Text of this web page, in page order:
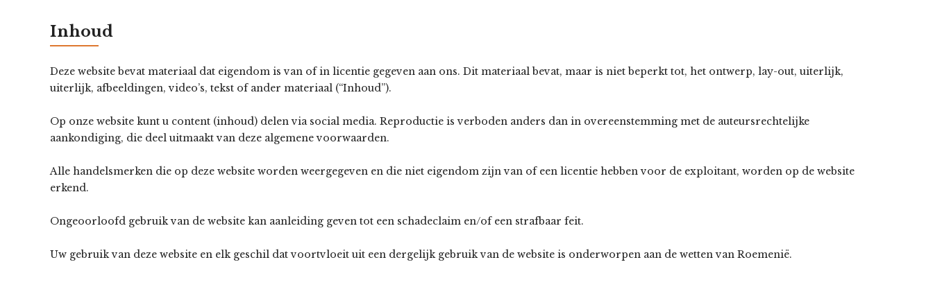
Inhoud
Deze website bevat materiaal dat eigendom is van of in licentie gegeven aan ons. Dit materiaal bevat, maar is niet beperkt tot, het ontwerp, lay-out, uiterlijk,
uiterlijk, afbeeldingen, video’s, tekst of ander materiaal (“Inhoud”).
Op onze website kunt u content (inhoud) delen via social media. Reproductie is verboden anders dan in overeenstemming met de auteursrechtelijke
aankondiging, die deel uitmaakt van deze algemene voorwaarden.
Alle handelsmerken die op deze website worden weergegeven en die niet eigendom zijn van of een licentie hebben voor de exploitant, worden op de website
erkend.
Ongeoorloofd gebruik van de website kan aanleiding geven tot een schadeclaim en/of een strafbaar feit.
Uw gebruik van deze website en elk geschil dat voortvloeit uit een dergelijk gebruik van de website is onderworpen aan de wetten van Roemenië.